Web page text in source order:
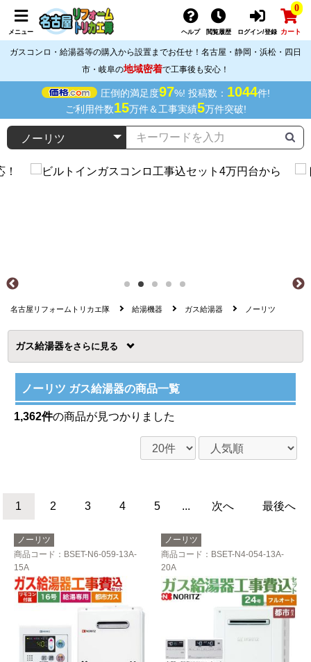
メニュー ヘルプ 閲覧履歴 ログイン/登録
0
カート
ガスコンロ・給湯器等の購入から設置までお任せ！名古屋・静岡・浜松・四日
市・岐阜の地域密着で工事後も安心！
圧倒的満足度97%! 投稿数： 1044件!
ご利用件数15万件＆工事実績5万件突破!
名古屋リフォームトリカエ隊 給湯機器 ガス給湯器 ノーリツ
ガス給湯器を
ノーリツ ガス給湯器の商品一覧
1,362件の商品が見つかりました
1 2 3 4 5 ... 次へ 最後へ
ノーリツ
商品コード ：BSET-N6-059-13A-
15A
ノーリツ
商品コード ：BSET-N4-054-13A-
20A